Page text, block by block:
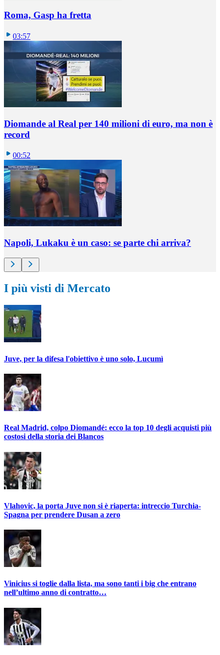
Roma, Gasp ha fretta
03:57
Diomande al Real per 140 milioni di euro, ma non è
record
00:52
Napoli, Lukaku è un caso: se parte chi arriva?
I più visti di Mercato
Juve, per la difesa l'obiettivo è uno solo, Lucumì
Real Madrid, colpo Diomandé: ecco la top 10 degli acquisti più
costosi della storia dei Blancos
Vlahovic, la porta Juve non si è riaperta: intreccio Turchia-
Spagna per prendere Dusan a zero
Vinicius si toglie dalla lista, ma sono tanti i big che entrano
nell’ultimo anno di contratto…